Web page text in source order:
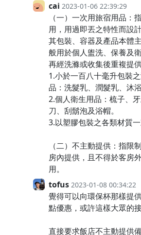
cai 2023-01-06 22:39:29
（一）一次用旅宿用品：
用，用過即丟之特性而設
其包裝、容器及產品本體
般用於個人盥洗、保養及
再經洗滌或收集後重複提
1.小於一百八十毫升包裝
品：洗髮乳、潤髮乳、沐浴
2.個人衛生用品：梳子、
刀、刮鬍泡及浴帽。
3.以塑膠包裝之各類材質一
（二）不主動提供：指限
房內提供，且不得於客房
用。
tofus 2023-01-08 00:34:22
覺得可以向環保杯那樣提
點優惠，或許這樣大眾的
直接要求飯店不主動提供